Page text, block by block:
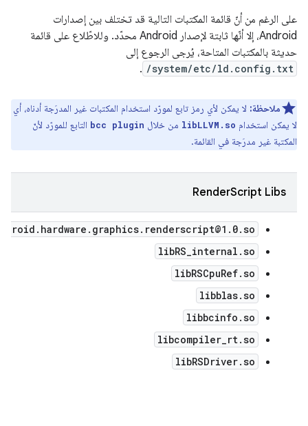
على الرغم من أنّ قائمة المكتبات التالية قد تختلف بين إصدارات
Android، إلا أنّها ثابتة لإصدار Android محدّد. وللاطّلاع على قائمة
حديثة بالمكتبات المتاحة، يُرجى الرجوع إلى
/system/etc/ld.config.txt
.
ملاحظة: لا يمكن لأي رمز تابع لمورّد استخدام المكتبات غير المدرَجة أدناه، أي
لا يمكن استخدام libLLVM.so من خلال bcc plugin التابع للمورّد لأنّ
المكتبة غير مدرَجة في القائمة.
RenderScript Libs
libRS_internal.so
libRSCpuRef.so
libblas.so
libbcinfo.so
libcompiler_rt.so
libRSDriver.so